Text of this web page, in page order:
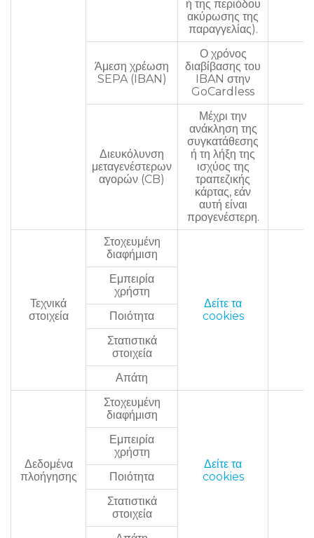
ή της περιόδου
ακύρωσης της
παραγγελίας).
Άμεση χρέωση
SEPA (IBAN)
Ο χρόνος
διαβίβασης του
IBAN στην
GoCardless
Διευκόλυνση
μεταγενέστερων
αγορών (CB)
Μέχρι την
ανάκληση της
συγκατάθεσης
ή τη λήξη της
ισχύος της
τραπεζικής
κάρτας, εάν
αυτή είναι
προγενέστερη.
Τεχνικά
στοιχεία
Στοχευμένη
διαφήμιση
Δείτε τα
cookies
Εμπειρία
χρήστη
Ποιότητα
Στατιστικά
στοιχεία
Απάτη
Δεδομένα
πλοήγησης
Στοχευμένη
διαφήμιση
Δείτε τα
cookies
Εμπειρία
χρήστη
Ποιότητα
Στατιστικά
στοιχεία